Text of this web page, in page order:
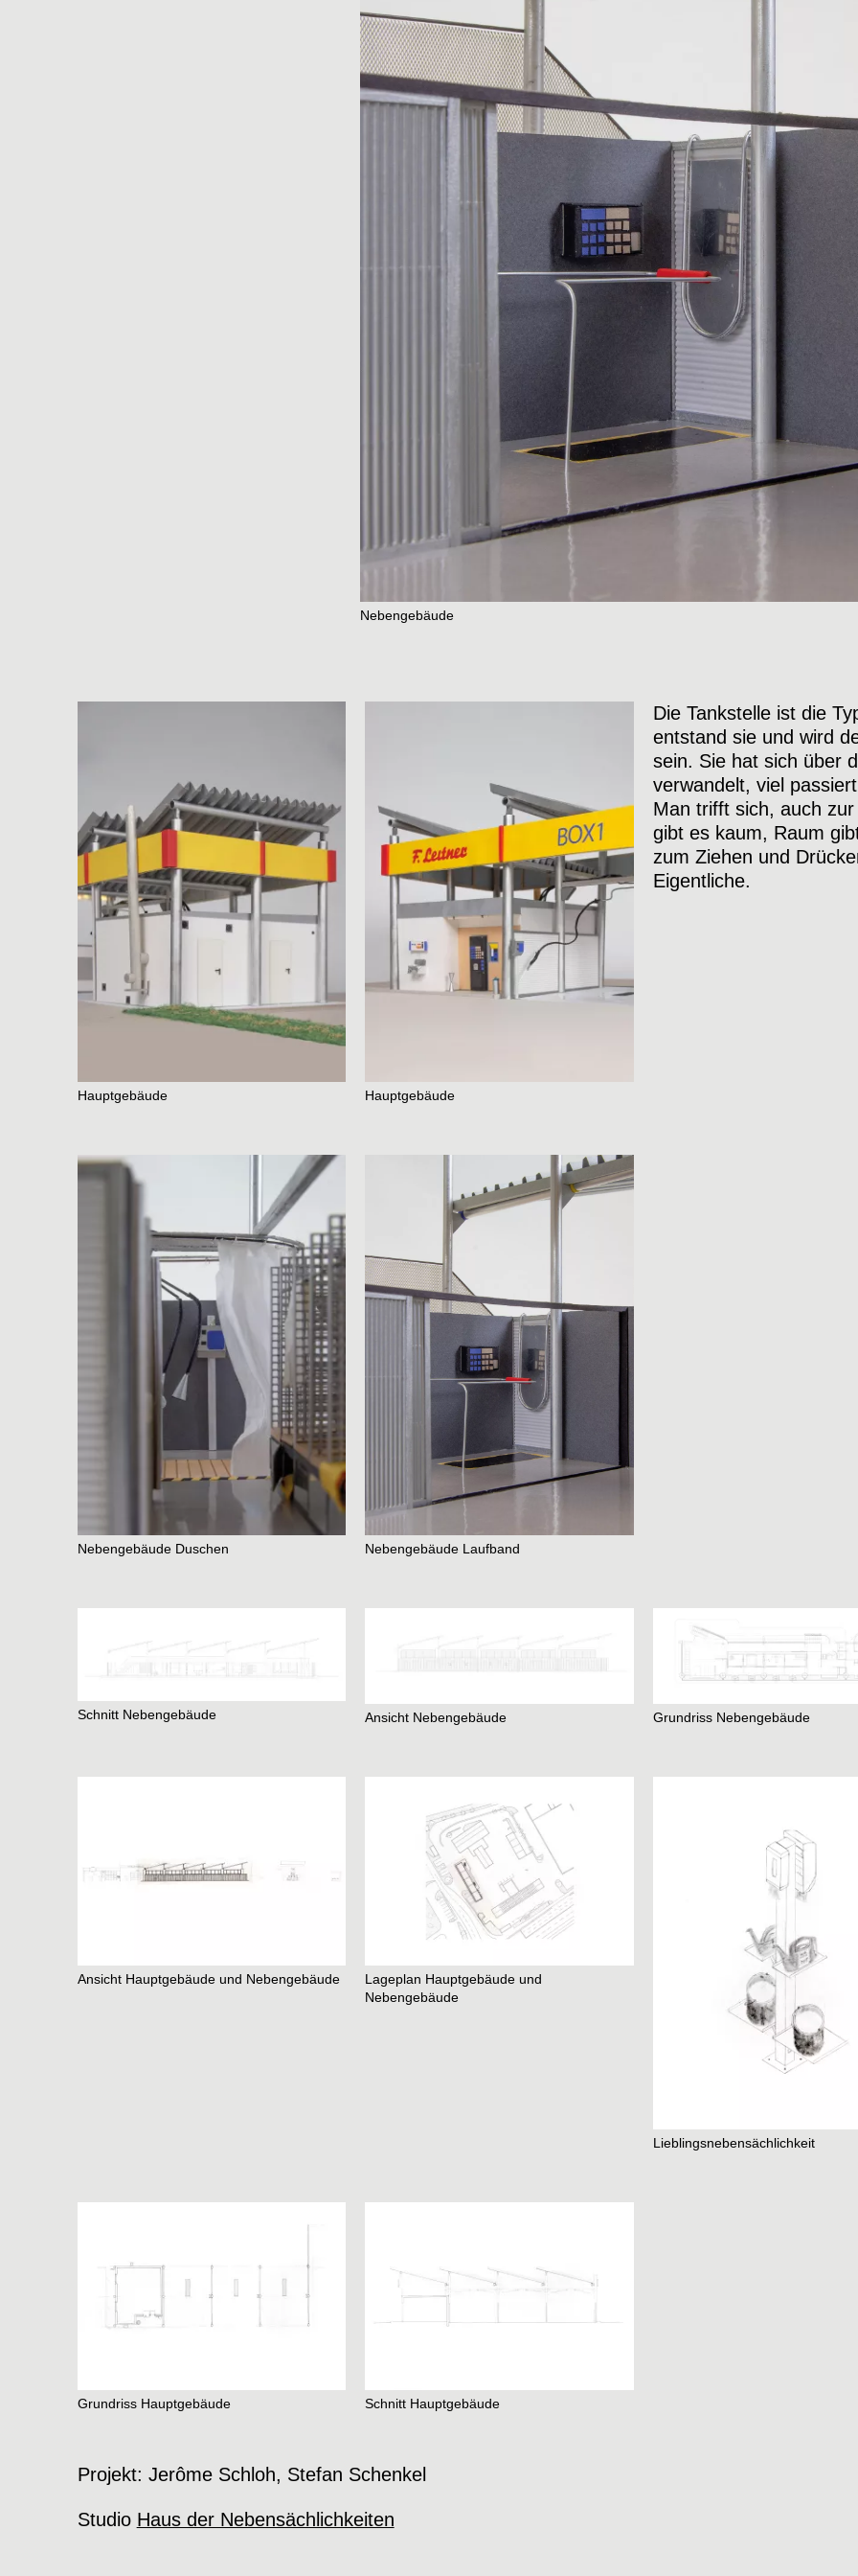
Studio
Projects
Current
Lectures
Travels
Thesis
Electives
Team
Home
Struktur und
spüren das feine
und (äusserer)
Ausdruck, kommt
geht nicht über die
Nebengebäude
Hauptgebäude Hauptgebäude
Die Tankstelle ist die
entstand sie und wird
sein. Sie hat sich über
verwandelt, viel
Man trifft sich, auch
gibt es kaum, Raum
zum Ziehen und
Eigentliche.
Nebengebäude Duschen Nebengebäude Laufband
Schnitt Nebengebäude Ansicht Nebengebäude Grundriss Nebengebäude
Ansicht Hauptgebäude und Nebengebäude
Lageplan Hauptgebäude und
Nebengebäude
Lieblingsnebensächlichkeit
Grundriss Hauptgebäude Schnitt Hauptgebäude
Projekt: Jerôme Schloh, Stefan Schenkel
Studio Haus der Nebensächlichkeiten